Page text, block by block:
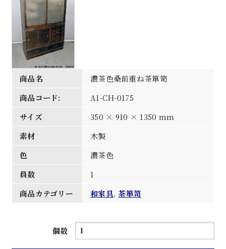
商品名
濃茶色桑前重ね茶箪笥
商品コード:
A1-CH-0175
サイズ
350 × 910 × 1350 mm
素材
木製
色
濃茶色
員数
1
商品カテゴリー
和家具,茶箪笥
個数
濃